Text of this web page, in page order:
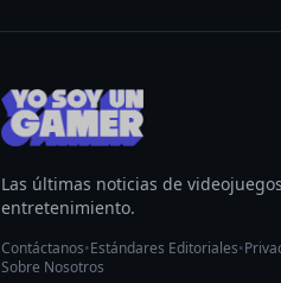
Las últimas noticias de
entretenimiento.
Contáctanos•Estándares Editoriales•
Sobre Nosotros